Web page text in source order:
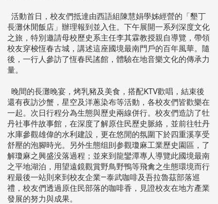
活動首日，校友們抵達由西語組陳慧娟學姊經營的「墾丁
長灘休閒飯店」辦理報到並入住。下午展開一系列深度文化
之旅，特別邀請母校歷史系主任李其霖教授親自導覽，帶領
校友穿梭恆春古城，講述這座國境最南門戶的百年風華。隨
後，一行人參訪了恆春民謠館，體驗在地音樂文化的傳承力
量。
晚間的長灘晚宴，烤乳豬及美食，搭配KTV歡唱，結束後
還有夜訪沙蟹，星空及洋蔥染布等活動，各校友們皆歡樂在
一起。次日行程分為生態與歷史兩線併行。校友們造訪了牡
丹社事件故事館，在深度了解原住民歷史脈絡，並前往牡丹
水庫參觀雄偉的水利建設，更在悠閒的氛圍下於四重溪享受
舒壓的泡腳時光。另外生態组刞参觀瓊麻工業歷史園區，了
解瓊麻之興盛没落過程；並來到龍鑾潭專人導覽此國境最南
之平地湖泊，用望遠鏡觀賞野鳥野鴨等飛禽之生態環境而行
程最後一站則來到校友企業—泰武咖啡及吾拉魯茲部落巡
禮，校友們透過原住民部落的咖啡香，見證校友在地方產業
發展的努力與成果。